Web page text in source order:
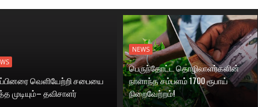
வெளியேற்றி சபையை
முடியும்– தவிசாளர்
NEWS
பெருந்தோட்ட தொழிலாளர்களின்
நாளாந்த சம்பளம் 1700 ரூபாய்
நிறைவேற்றம்!